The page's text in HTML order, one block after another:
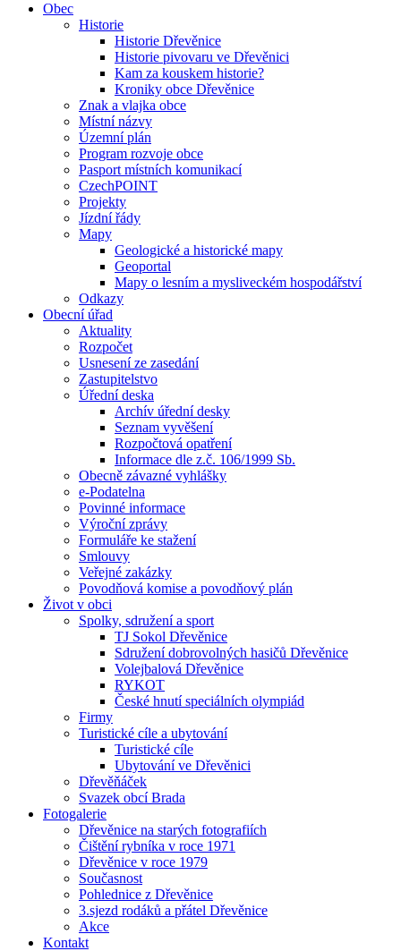
Obec
Historie
Historie Dřevěnice
Historie pivovaru ve Dřevěnici
Kam za kouskem historie?
Kroniky obce Dřevěnice
Znak a vlajka obce
Místní názvy
Územní plán
Program rozvoje obce
Pasport místních komunikací
CzechPOINT
Projekty
Jízdní řády
Mapy
Geologické a historické mapy
Geoportal
Mapy o lesním a mysliveckém hospodářství
Odkazy
Obecní úřad
Aktuality
Rozpočet
Usnesení ze zasedání
Zastupitelstvo
Úřední deska
Archív úřední desky
Seznam vyvěšení
Rozpočtová opatření
Informace dle z.č. 106/1999 Sb.
Obecně závazné vyhlášky
e-Podatelna
Povinné informace
Výroční zprávy
Formuláře ke stažení
Smlouvy
Veřejné zakázky
Povodňová komise a povodňový plán
Život v obci
Spolky, sdružení a sport
TJ Sokol Dřevěnice
Sdružení dobrovolných hasičů Dřevěnice
Volejbalová Dřevěnice
RYKOT
České hnutí speciálních olympiád
Firmy
Turistické cíle a ubytování
Turistické cíle
Ubytování ve Dřevěnici
Dřevěňáček
Svazek obcí Brada
Fotogalerie
Dřevěnice na starých fotografiích
Čištění rybníka v roce 1971
Dřevěnice v roce 1979
Současnost
Pohlednice z Dřevěnice
3.sjezd rodáků a přátel Dřevěnice
Akce
Kontakt